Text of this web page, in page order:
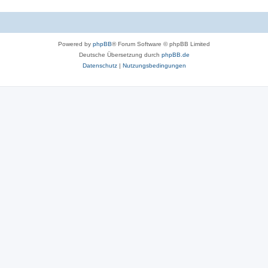
Powered by phpBB® Forum Software © phpBB Limited
Deutsche Übersetzung durch phpBB.de
Datenschutz| Nutzungsbedingungen